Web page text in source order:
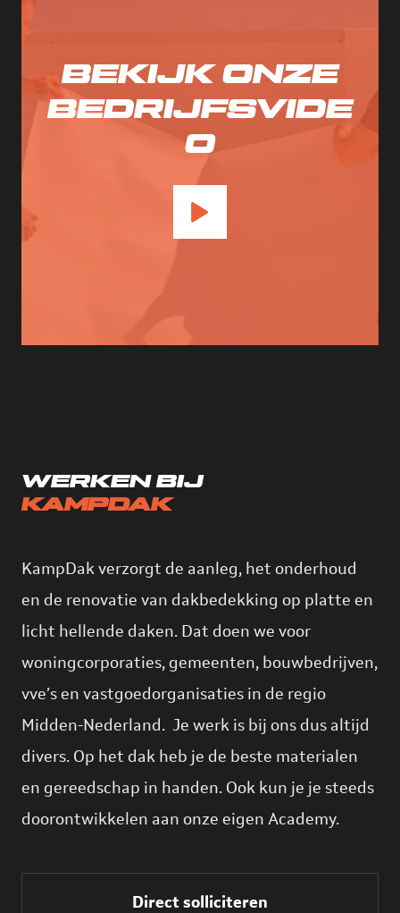
BEKIJK ONZE
BEDRIJFSVIDE
O
WERKEN BIJ
KAMPDAK
KampDak verzorgt de aanleg, het onderhoud
en de renovatie van dakbedekking op platte en
licht hellende daken. Dat doen we voor
woningcorporaties, gemeenten, bouwbedrijven,
vve’s en vastgoedorganisaties in de regio
Midden-Nederland. Je werk is bij ons dus altijd
divers. Op het dak heb je de beste materialen
en gereedschap in handen. Ook kun je je steeds
doorontwikkelen aan onze eigen Academy.
Direct solliciteren